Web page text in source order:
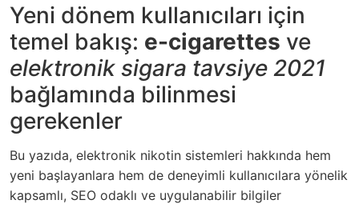
Yeni dönem kullanıcıları için
temel bakış: e-cigarettes ve
elektronik sigara tavsiye 2021
bağlamında bilinmesi
gerekenler
Bu yazıda, elektronik nikotin sistemleri hakkında hem
yeni başlayanlara hem de deneyimli kullanıcılara yönelik
kapsamlı, SEO odaklı ve uygulanabilir bilgiler